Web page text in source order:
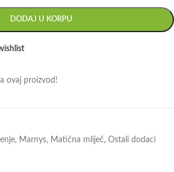
DODAJ U KORPU
ovaj proizvod!
, Marnys, Matična mliječ, Ostali dodaci